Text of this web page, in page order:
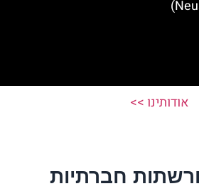
אודותינו >>
חברתיות